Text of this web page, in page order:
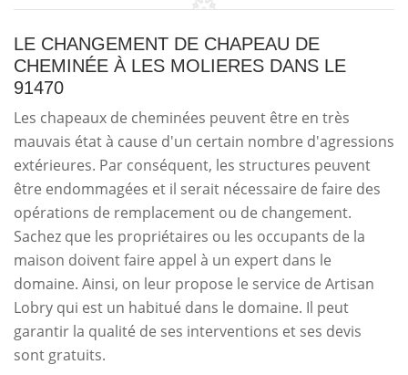
LE CHANGEMENT DE CHAPEAU DE
CHEMINÉE À LES MOLIERES DANS LE
91470
Les chapeaux de cheminées peuvent être en très
mauvais état à cause d'un certain nombre d'agressions
extérieures. Par conséquent, les structures peuvent
être endommagées et il serait nécessaire de faire des
opérations de remplacement ou de changement.
Sachez que les propriétaires ou les occupants de la
maison doivent faire appel à un expert dans le
domaine. Ainsi, on leur propose le service de Artisan
Lobry qui est un habitué dans le domaine. Il peut
garantir la qualité de ses interventions et ses devis
sont gratuits.